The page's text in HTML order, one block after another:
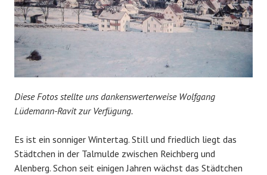
Diese Fotos stellte uns dankenswerterweise Wolfgang
Lüdemann-Ravit zur Verfügung.
Es ist ein sonniger Wintertag. Still und friedlich liegt das
Städtchen in der Talmulde zwischen Reichberg und
Alenberg. Schon seit einigen Jahren wächst das Städtchen